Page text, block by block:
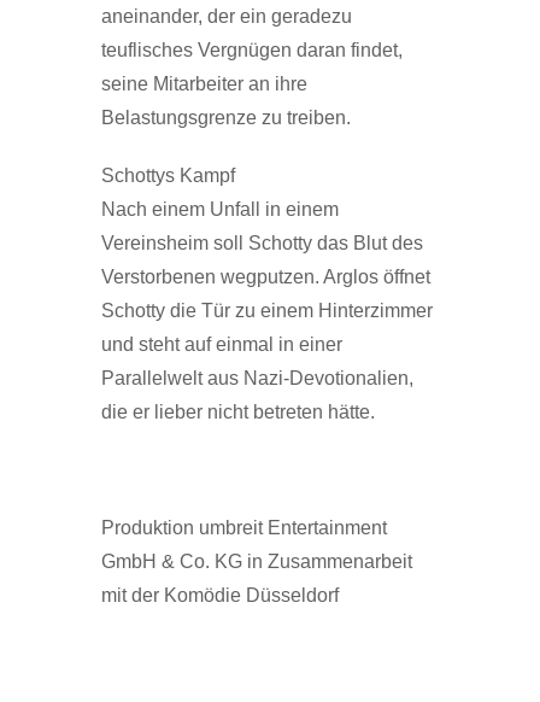
aneinander, der ein geradezu
teuflisches Vergnügen daran findet,
seine Mitarbeiter an ihre
Belastungsgrenze zu treiben.
Schottys Kampf
Nach einem Unfall in einem
Vereinsheim soll Schotty das Blut des
Verstorbenen wegputzen. Arglos öffnet
Schotty die Tür zu einem Hinterzimmer
und steht auf einmal in einer
Parallelwelt aus Nazi-Devotionalien,
die er lieber nicht betreten hätte.
Produktion umbreit Entertainment
GmbH & Co. KG in Zusammenarbeit
mit der Komödie Düsseldorf